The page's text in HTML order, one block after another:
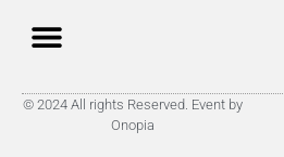
© 2024 All rights Reserved. Event by
Onopia